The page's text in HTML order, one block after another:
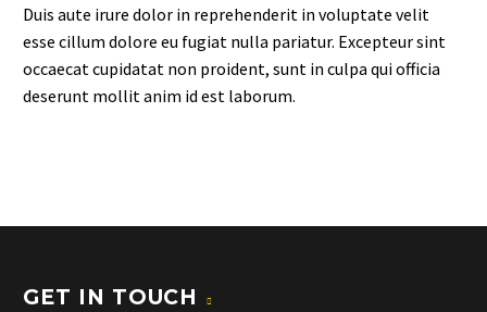
Duis aute irure dolor in reprehenderit in voluptate velit
esse cillum dolore eu fugiat nulla pariatur. Excepteur sint
occaecat cupidatat non proident, sunt in culpa qui officia
deserunt mollit anim id est laborum.
GET IN TOUCH